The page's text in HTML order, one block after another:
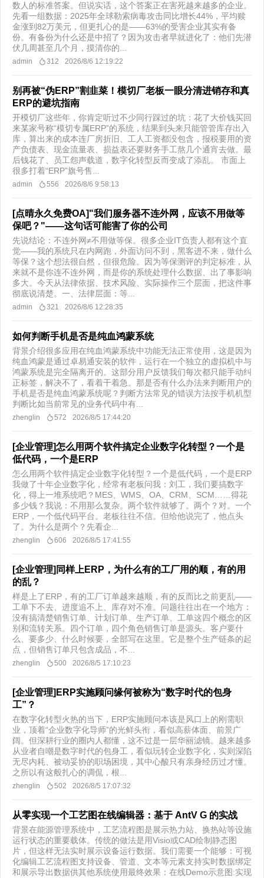
数人的标准答案。但说实话，这个答案正在害死越来越多的企业。
先看一组数据：2025年全球勒索病毒攻击同比增长44%，平均赎
金涨到82万美元，但更扎心的是——63%的受害企业其实有备
份。有备份为什么还是中招了？因为攻击者早就进化了：他们先潜
伏几周甚至几个月，摸清你的...
admin 312 2026/8/6 12:19:22
别再被“伪ERP”割韭菜！模切厂老板一眼分清进销存和真
ERP的避坑指南
开模切厂这些年，你肯定听过不少同行踩过的坑：花了大价钱买回
来某家号称“模切专属ERP”的系统，结果到头来只能管管库存出入
库，算出来的成本连厂房折旧、工人工资都没包含，报税要用的资
产负债表、现金流量表、损益表还要财务手工熬几个通宵去做。最
后钱花了、员工怨声载道，数字化转型反而变成了添乱。 市面上
很多打着“ERP”旗号售...
admin 556 2026/8/6 9:58:13
[点晴永久免费OA]"我们服务器不连外网，应该不用做等
保吧？"——这句话可能害了你的公司
先说结论：不连外网≠不用做等保。很多企业IT负责人都有这个直
觉——我的系统只在内网跑，外面访问不到，黑客进不来，做什么
等保？这个想法很自然，但很危险。因为等保测评的判定标准，从
来就不是你连不连外网，而是你的系统处理什么数据、出了事影响
多大。今天从法律依据、技术风险、实际操作三个层面，把这件事
彻底说清楚。一、法律层面：等...
admin 321 2026/8/6 12:28:35
如何判断手机是否是纯血鸿蒙系统
背景介绍很多应用在纯血鸿蒙系统中功能无法正常使用，这是因为
纯血鸿蒙是通过卓易通安装的软件，运行在一个独立的虚拟机中与
鸿蒙系统是完全隔离开的。这部分用户反馈我们每次都只能手动纠
正标签，解决不了，看着干着急。那是否有什么办法来判断用户的
手机是否是纯血鸿蒙系统呢？判断方法常见的错误方法按手机机型
判断比如当前常见的业务代码中有...
zhenglin 572 2026/8/5 17:44:20
[企业管理]怎么用两个软件搞定企业数字化转型？一个是
低代码，一个是ERP
怎么用两个软件搞定企业数字化转型？一个是低代码，一个是ERP
我做了十年企业数字化，经常有老板问我：刘工，我们要搞数字
化，得上一堆系统吧？MES、WMS、OA、CRM、SCM……得花
多少钱？我说：不用那么复杂。两个软件就够了。两个？对。一个
ERP，一个低代码平台。老板往往不信。但给他说完了，他点头
了。为什么是两个？先看企...
zhenglin 606 2026/8/5 17:41:55
[企业管理]同样上ERP，为什么有的工厂用的顺，有的用
的乱？
样是上了ERP，有的工厂订单越来越顺，有的反而比之前更乱——
工单下不去、进度追不上、库存对不准。问题往往出在一个地方：
没有搞清楚销售订单、计划订单、生产订单、工单这四个概念的区
别和流转关系。​四个订单，四个角色销售订单是源头。客户要什
么、要多少、什么时候要，全部写在这里。它是整个生产链条的起
点，但销售订单只包含成品，不...
zhenglin 500 2026/8/5 17:10:23
[企业管理]ERP实施顾问缘何被称为“数字时代的包身
工”？
在数字化转型火热的当下，ERP实施顾问本该是风口上的刚需职
业，顶着“企业数字化导师”的光鲜头衔，看似高薪体面、前景广
阔。但深耕行业的圈内人都懂，这不过是一层华丽滤镜。越来越多
从业者自嘲是数字时代的包身工，看似玩转企业数字化，实则深陷
无尽内耗、被动妥协的职场困境，其中心酸只有亲身经历过才懂。
之所以有这般扎心的调侃，根...
zhenglin 502 2026/8/5 17:07:32
从零实现一个工艺图在线编辑器：基于 AntV G 的实战
背景在能源管理系统中，工艺流程图是展示热力站、换热站等设施
运行状态的重要载体。传统的做法是用Visio或CAD绘制静态图
片，但这样无法实时展示设备运行数据。我们需要一个能够：可视
化编辑工艺流程图支持设备、管道、文本等元素支持实时数据绑定
和展示导出数据供其他系统使用最终效果：在线Demo示意图:实现